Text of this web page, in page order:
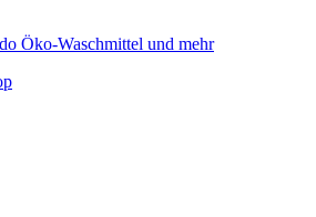
Öko-Waschmittel und mehr